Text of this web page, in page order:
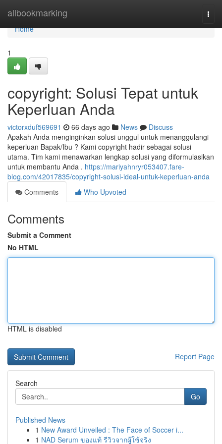
allbookmarking
Home
Home
1
copyright: Solusi Tepat untuk
Keperluan Anda
victorxduf569691 66 days ago News
Discuss
Apakah Anda menginginkan solusi unggul untuk menanggulangi
keperluan Bapak/Ibu ? Kami copyright hadir sebagai solusi
utama. Tim kami menawarkan lengkap solusi yang diformulasikan
untuk membantu Anda . https://mariyahnryr053407.fare-
blog.com/42017835/copyright-solusi-ideal-untuk-keperluan-anda
Comments
Who Upvoted
Comments
Submit a Comment
No HTML
HTML is disabled
Report Page
Search
Go
Published News
1 New Award Unveiled : The Face of Soccer i...
1 NAD Serum ของแท้ รีวิวจากผู้ใช้จริง